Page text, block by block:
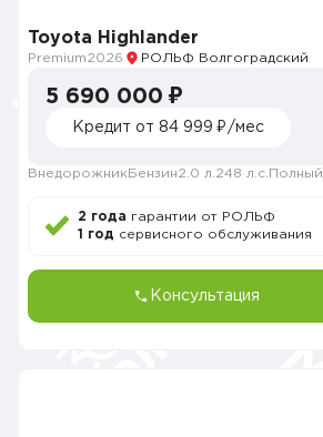
Toyota Highlander
Premium2026 РОЛЬФ Волгоградский
5 690 000 ₽
Кредит от 84 999 ₽/мес
Внедорожник Бензин2.0 л. 248 л.с. Полный
2 года гарантии от РОЛЬФ
1 год сервисного обслуживания
Консультация